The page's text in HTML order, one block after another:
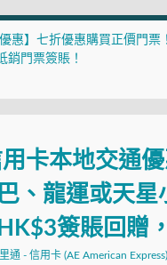
惠】七折優惠購買正價門票！
銷門票簽賬！
用卡本地交通
、龍運或天
簽賬回贈
通 - 信用卡 (AE American Express)